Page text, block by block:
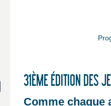
31ÈME ÉDITION DES
Comme chaque